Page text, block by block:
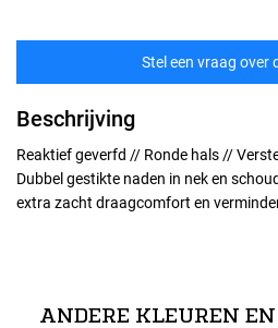
Stel een vraag over
Beschrijving
Reaktief geverfd // Ronde hals //
Dubbel gestikte naden in nek en
extra zacht draagcomfort en
ANDERE KLEUREN